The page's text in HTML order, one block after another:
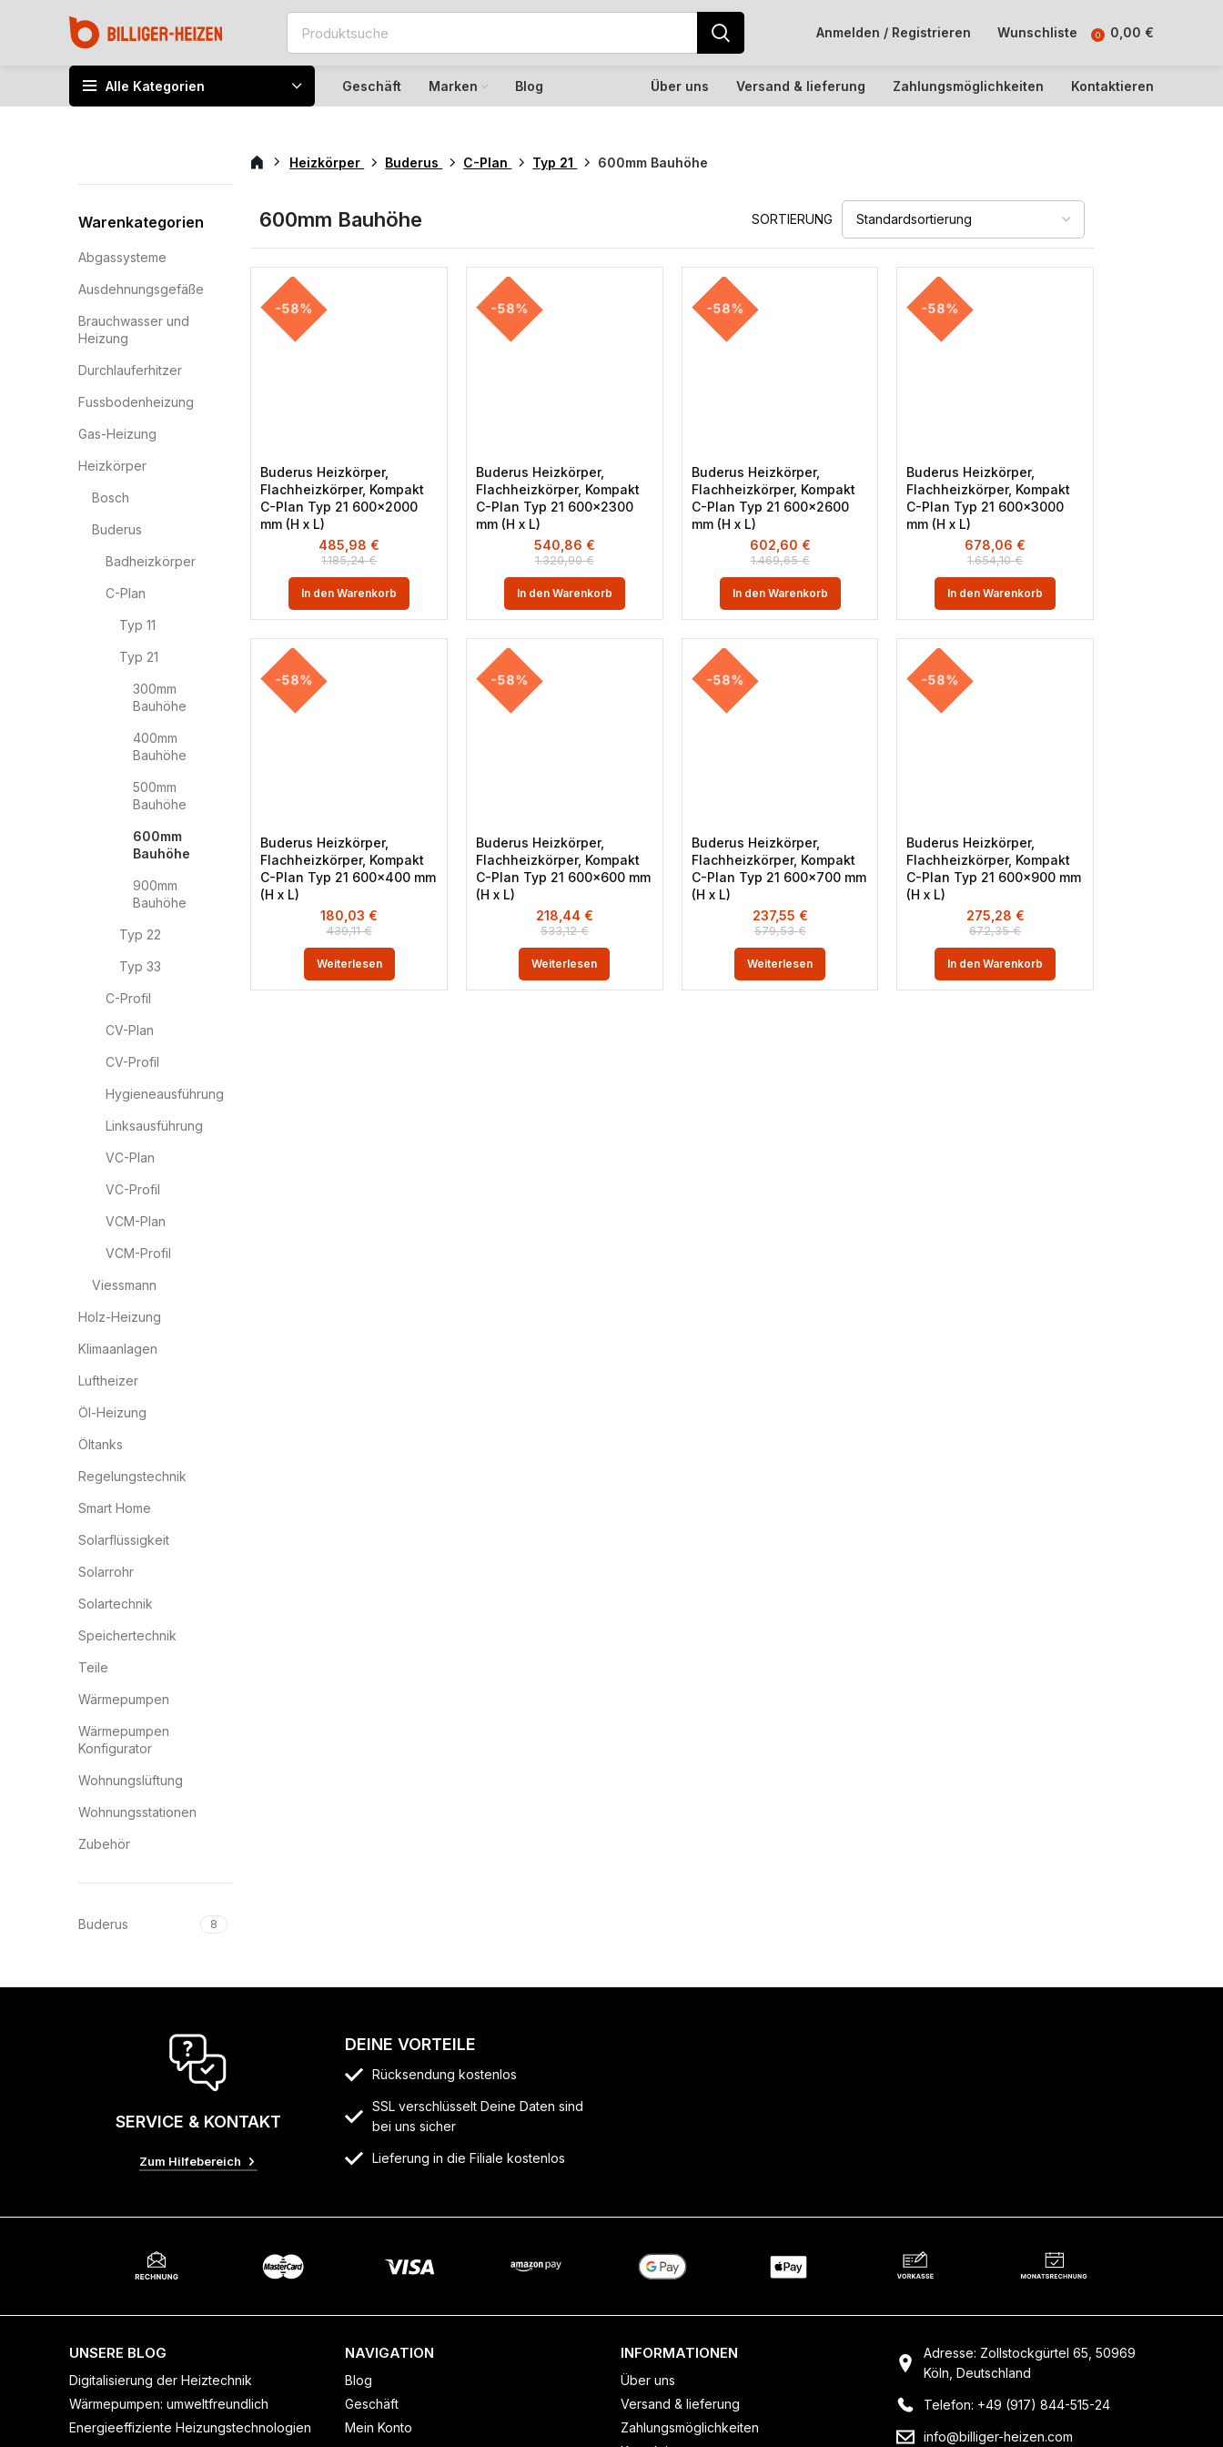
Anmelden / Registrieren Wunschliste 0 0,00 €
Alle Kategorien Geschäft Marken Blog Über uns Versand & lieferung Zahlungsmöglichkeiten Kontaktieren
Warenkategorien
Abgassysteme
Ausdehnungsgefäße
Brauchwasser und
Heizung
Durchlauferhitzer
Fussbodenheizung
Gas-Heizung
Heizkörper
Bosch
Buderus
Badheizkörper
C-Plan
Typ 11
Typ 21
300mm
Bauhöhe
400mm
Bauhöhe
500mm
Bauhöhe
600mm
Bauhöhe
900mm
Bauhöhe
Typ 22
Typ 33
C-Profil
CV-Plan
CV-Profil
Hygieneausführung
Linksausführung
VC-Plan
VC-Profil
VCM-Plan
VCM-Profil
Viessmann
Holz-Heizung
Klimaanlagen
Luftheizer
Öl-Heizung
Öltanks
Regelungstechnik
Smart Home
Solarflüssigkeit
Solarrohr
Solartechnik
Speichertechnik
Teile
Wärmepumpen
Wärmepumpen
Konfigurator
Wohnungslüftung
Wohnungsstationen
Zubehör
Buderus 8
Heizkörper Buderus C-Plan Typ 21 600mm Bauhöhe
600mm Bauhöhe SORTIERUNG
-58%
Buderus Heizkörper,
Flachheizkörper, Kompakt
C-Plan Typ 21 600×2000
mm (H x L)
1.185,24€
485,98 €
In den Warenkorb
-58%
Buderus Heizkörper,
Flachheizkörper, Kompakt
C-Plan Typ 21 600×2300
mm (H x L)
1.320,90€
540,86 €
In den Warenkorb
-58%
Buderus Heizkörper,
Flachheizkörper, Kompakt
C-Plan Typ 21 600×2600
mm (H x L)
1.469,65€
602,60 €
In den Warenkorb
-58%
Buderus Heizkörper,
Flachheizkörper, Kompakt
C-Plan Typ 21 600×3000
mm (H x L)
1.654,10€
678,06 €
In den Warenkorb
-58%
Buderus Heizkörper,
Flachheizkörper, Kompakt
C-Plan Typ 21 600×400 mm
(H x L)
439,11€
180,03 €
Weiterlesen
-58%
Buderus Heizkörper,
Flachheizkörper, Kompakt
C-Plan Typ 21 600×600 mm
(H x L)
533,12€
218,44 €
Weiterlesen
-58%
Buderus Heizkörper,
Flachheizkörper, Kompakt
C-Plan Typ 21 600×700 mm
(H x L)
579,53€
237,55 €
Weiterlesen
-58%
Buderus Heizkörper,
Flachheizkörper, Kompakt
C-Plan Typ 21 600×900 mm
(H x L)
672,35€
275,28 €
In den Warenkorb
SERVICE & KONTAKT
Zum Hilfebereich
DEINE VORTEILE
Rücksendung kostenlos
SSL verschlüsselt Deine Daten sind
bei uns sicher
Lieferung in die Filiale kostenlos
UNSERE BLOG
Digitalisierung der Heiztechnik
Wärmepumpen: umweltfreundlich
Energieeffiziente Heizungstechnologien
NAVIGATION
Blog
Geschäft
Mein Konto
INFORMATIONEN
Über uns
Versand & lieferung
Zahlungsmöglichkeiten
Adresse: Zollstockgürtel 65, 50969
Köln, Deutschland
Telefon: +49 (917) 844-515-24
info@billiger-heizen.com